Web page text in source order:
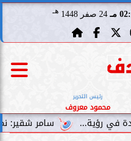
مـ 24 صفر 1448 هـ
رئيس التحرير
محمود معروف
سامر شقير: نمو صناديق